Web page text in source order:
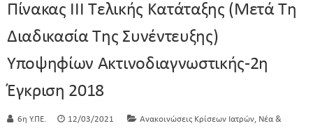
Πίνακας ΙΙΙ Τελικής Κατάταξης (μετά Τη
Διαδικασία Της Συνέντευξης)
Υποψηφίων Ακτινοδιαγνωστικής-2η
Έγκριση 2018
6η Υ.ΠΕ. 12/03/2021 Ανακοινώσεις Κρίσεων Ιατρών, Νέα &